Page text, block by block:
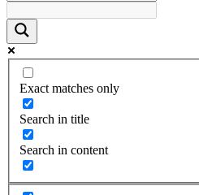
Exact matches only
Search in title
Search in content